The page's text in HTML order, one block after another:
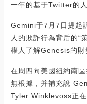
一年的基于Twitter的人
Gemini于7月7日提起
人的欺詐行為背后的“
權人了解Genesis的財
在周四向美國紐約南
無根據，并補充說
Tyler Winklevoss正在